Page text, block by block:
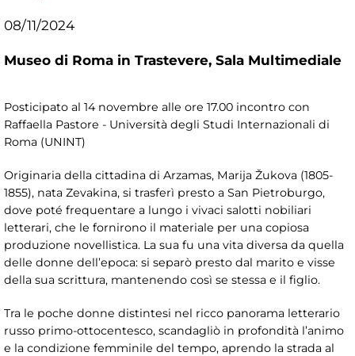
08/11/2024
Museo di Roma in Trastevere, Sala Multimediale
Posticipato al 14 novembre alle ore 17.00 incontro con
Raffaella Pastore - Università degli Studi Internazionali di
Roma (UNINT)
Originaria della cittadina di Arzamas, Marija Žukova (1805-
1855), nata Zevakina, si trasferì presto a San Pietroburgo,
dove poté frequentare a lungo i vivaci salotti nobiliari
letterari, che le fornirono il materiale per una copiosa
produzione novellistica. La sua fu una vita diversa da quella
delle donne dell’epoca: si separò presto dal marito e visse
della sua scrittura, mantenendo così se stessa e il figlio.
Tra le poche donne distintesi nel ricco panorama letterario
russo primo-ottocentesco, scandagliò in profondità l’animo
e la condizione femminile del tempo, aprendo la strada al